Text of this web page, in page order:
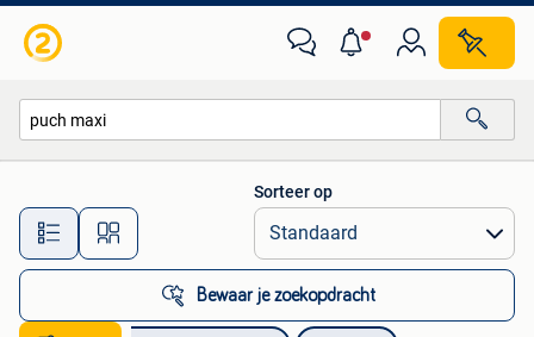
Alle afstanden…
Sorteer op
Bewaar je zoekopdracht